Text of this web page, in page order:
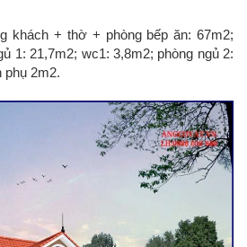
khách + thờ + phòng bếp ăn: 67m2;
1: 21,7m2; wc1: 3,8m2; phòng ngủ 2:
phụ 2m2.